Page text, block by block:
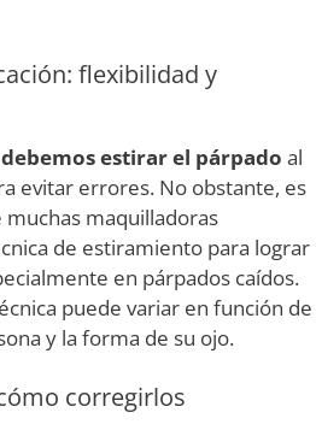
flexibilidad y
estirar el párpado al
evitar errores. No obstante, es
maquilladoras
de estiramiento para lograr
en párpados caídos.
puede variar en función de
y la forma de su ojo.
corregirlos